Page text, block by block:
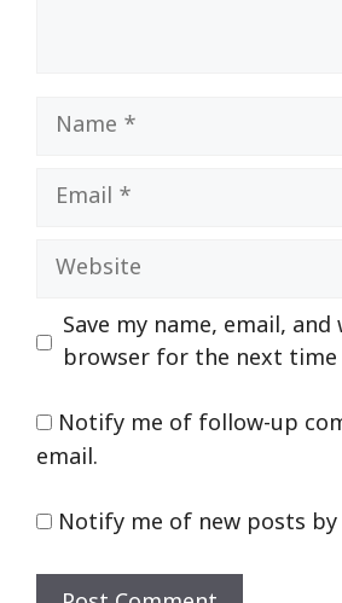
Name
Email
Website
Save my name, email,
browser for the next time
Notify me of follow-up
email.
Notify me of new posts by